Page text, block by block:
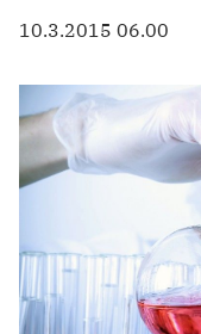
10.3.2015 06.00